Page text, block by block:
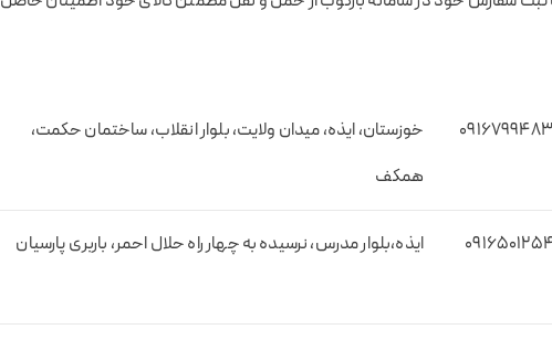
خوزستان، ایذه، میدان ولایت، بلوار انقلاب، ساختمان حکمت،
همکف
ایذه،بلوار مدرس، نرسیده به چهار راه حلال احمر، باربری پارسیان